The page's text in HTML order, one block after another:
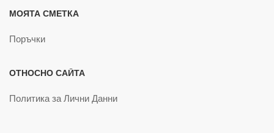
МОЯТА СМЕТКА
Поръчки
ОТНОСНО САЙТА
Политика за Лични Данни